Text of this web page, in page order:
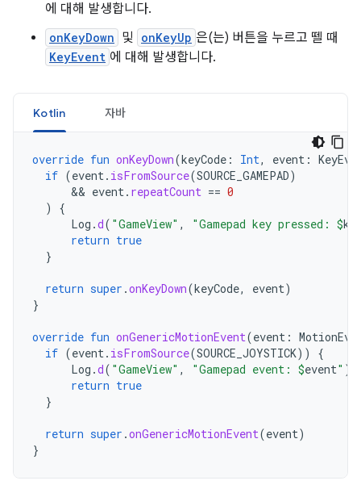
에 대해 발생합니다.
onKeyDown 및 onKeyUp 은(는) 버튼을 누르고 뗄 때
KeyEvent 에 대해 발생합니다.
Kotlin 자바
override fun onKeyDown(keyCode : Int, event :
if (event. isFromSource(SOURCE_GAMEPAD)
      &&
event. repeatCount == 0
)
{
Log .d( "GameView" , "Gamepad key pressed: $
return true
}
return super .onKeyDown(keyCode, event)
}
override fun onGenericMotionEvent(event :
if (event. isFromSource(SOURCE_JOYSTICK))
{
Log .d( "GameView" , "Gamepad event: $event" )
return true
}
return super .onGenericMotionEvent(event)
}